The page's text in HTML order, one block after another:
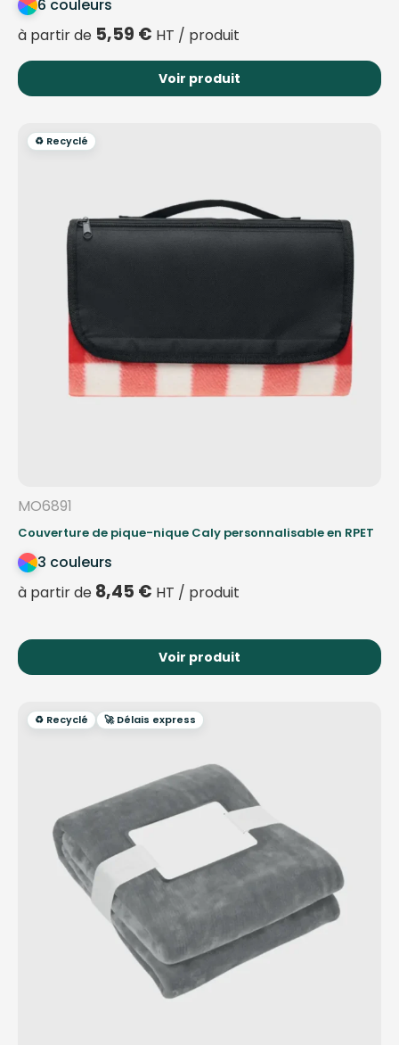
6 couleurs
à partir de 5,59 € HT / produit
Voir produit
♻️ Recyclé
MO6891
Couverture de pique-nique Caly personnalisable en RPET
3 couleurs
à partir de 8,45 € HT / produit
Voir produit
♻️ Recyclé 🚀 Délais express